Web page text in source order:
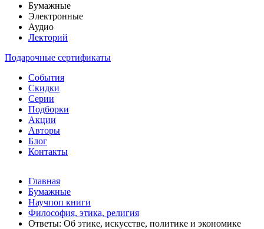
Бумажные
Электронные
Аудио
Лекторий
Подарочные сертификаты
События
Скидки
Серии
Подборки
Акции
Авторы
Блог
Контакты
Главная
Бумажные
Научпоп книги
Философия, этика, религия
Ответы: Об этике, искусстве, политике и экономике